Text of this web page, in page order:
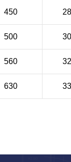
450
500
560
630